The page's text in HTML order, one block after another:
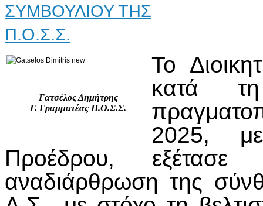
Γατσέλος Δημήτρης
Γ. Γραμματέας Π.Ο.Σ.Σ.
Το
κατά
2025,
Προέδρου,
αναδιάρθρωση της